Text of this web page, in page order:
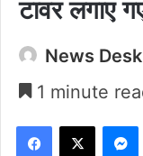
टावर लगाए
News Desk
1 minute
Facebook
X